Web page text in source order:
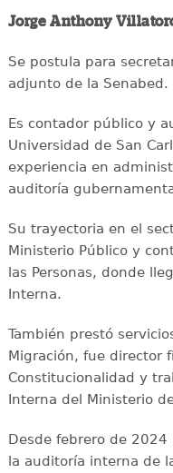
Jorge Anthony
Se postula para
adjunto de la Senabed.
Es contador público y
Universidad de San
experiencia en
auditoría
Su trayectoria en el
Ministerio Público y
las Personas, donde
Interna.
También prestó
Migración, fue director
Constitucionalidad y
Interna del Ministerio
Desde febrero de 2024
la auditoría interna de